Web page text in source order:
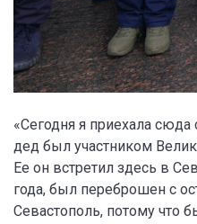
«Сегодня я приехала
дед был участником
Ее он встретил здесь в
года, был переброшен с
Севастополь, потому что